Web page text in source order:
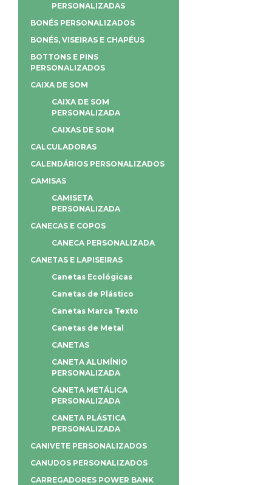
PERSONALIZADAS
BONÉS PERSONALIZADOS
BONÉS, VISEIRAS E CHAPÉUS
BOTTONS E PINS
PERSONALIZADOS
CAIXA DE SOM
CAIXA DE SOM
PERSONALIZADA
CAIXAS DE SOM
CALCULADORAS
CALENDÁRIOS PERSONALIZADOS
CAMISAS
CAMISETA
PERSONALIZADA
CANECAS E COPOS
CANECA PERSONALIZADA
CANETAS E LAPISEIRAS
Canetas Ecológicas
Canetas de Plástico
Canetas Marca Texto
Canetas de Metal
CANETAS
CANETA ALUMÍNIO
PERSONALIZADA
CANETA METÁLICA
PERSONALIZADA
CANETA PLÁSTICA
PERSONALIZADA
CANIVETE PERSONALIZADOS
CANUDOS PERSONALIZADOS
CARREGADORES POWER BANK